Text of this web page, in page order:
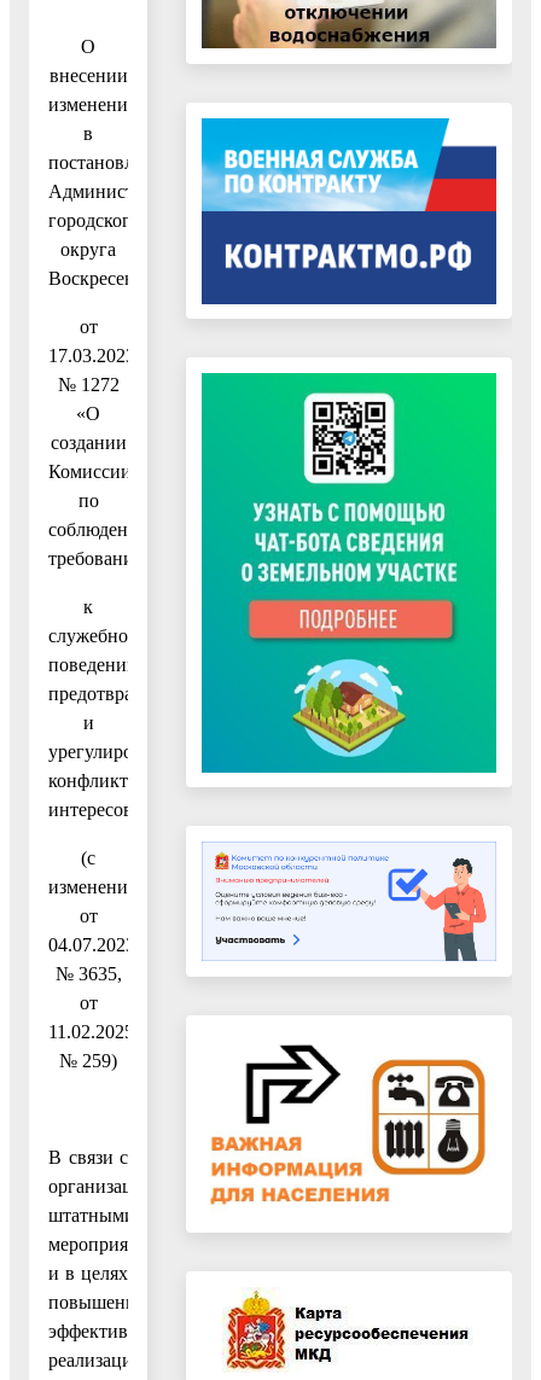
О
внесении
изменения
в
постановление
Администрации
городского
округа
Воскресенск
от
17.03.2023
№ 1272
«О
создании
Комиссии
по
соблюдению
требований
к
служебному
поведению,
предотвращению
и
урегулированию
конфликта
интересов»
(с
изменениями
от
04.07.2023
№ 3635,
от
11.02.2025
№ 259)
В связи с
организационно-
штатными
мероприятиями
и в целях
повышения
эффективности
реализации